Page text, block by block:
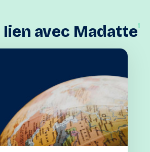
lien avec Madatte1